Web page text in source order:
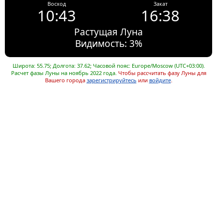
Восход
10:43
Закат
16:38
Растущая Луна
Видимость: 3%
Широта: 55.75; Долгота: 37.62; Часовой пояс: Europe/Moscow (UTC+03:00).
Расчет фазы Луны на ноябрь 2022 года. Чтобы рассчитать фазу Луны для
Вашего города зарегистрируйтесь или войдите.